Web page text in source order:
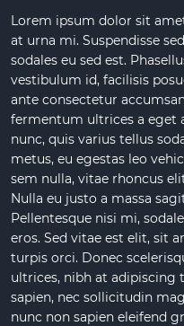
Lorem ipsum dolor sit
at urna mi. Suspendisse
sodales eu sed est.
vestibulum id, facilisis
ante consectetur
fermentum ultrices a eget
nunc, quis varius tellus
metus, eu egestas leo
sem nulla, vitae rhoncus
Nulla eu justo a massa
Pellentesque nisi mi,
eros. Sed vitae est elit, sit
turpis orci. Donec
ultrices, nibh at adipiscing
sapien, nec sollicitudin
nunc non sapien eleifend